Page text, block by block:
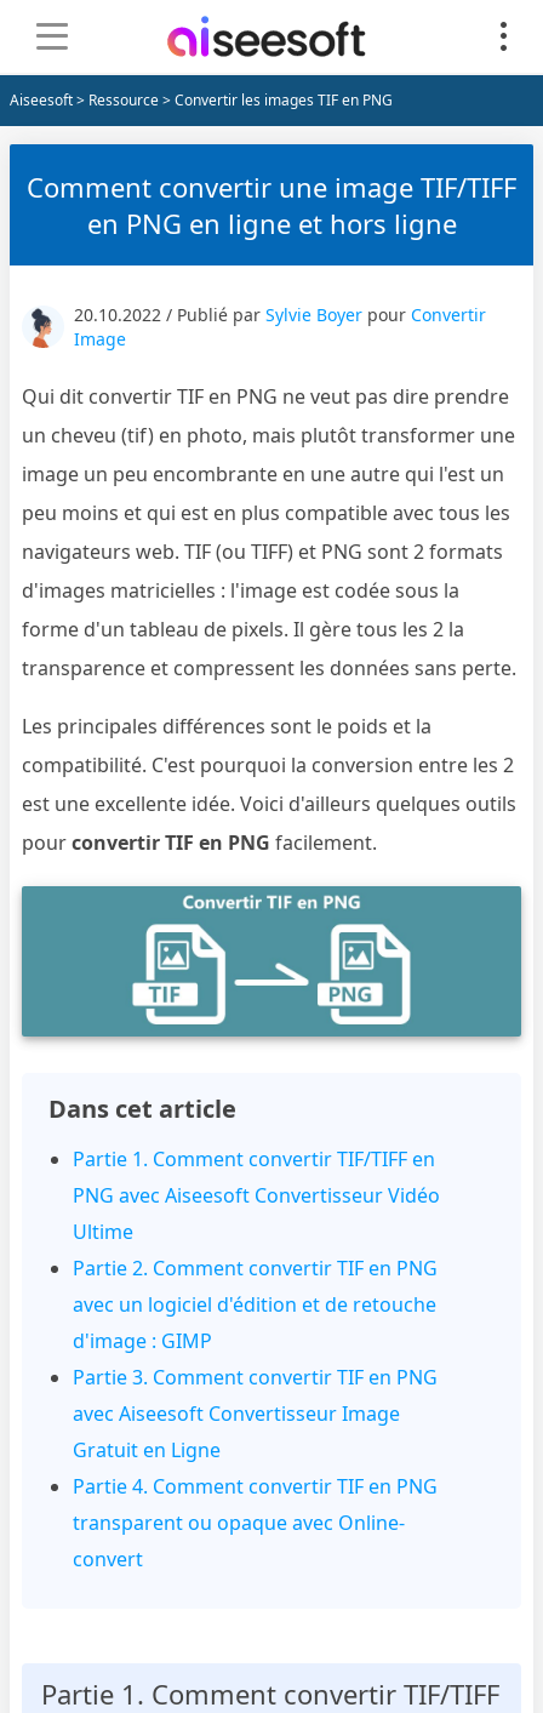
Aiseesoft> Ressource> Convertir les images TIF en PNG
Comment convertir une image TIF/TIFF
en PNG en ligne et hors ligne
20.10.2022 / Publié parSylvie Boyer pourConvertir
Image
Qui dit convertir TIF en PNG ne veut pas dire prendre
un cheveu (tif) en photo, mais plutôt transformer une
image un peu encombrante en une autre qui l'est un
peu moins et qui est en plus compatible avec tous les
navigateurs web. TIF (ou TIFF) et PNG sont 2 formats
d'images matricielles : l'image est codée sous la
forme d'un tableau de pixels. Il gère tous les 2 la
transparence et compressent les données sans perte.
Les principales différences sont le poids et la
compatibilité. C'est pourquoi la conversion entre les 2
est une excellente idée. Voici d'ailleurs quelques outils
pourconvertir TIF en PNG facilement.
Dans cet article
Partie 1. Comment convertir TIF/TIFF en
PNG avec Aiseesoft Convertisseur Vidéo
Ultime
Partie 2. Comment convertir TIF en PNG
avec un logiciel d'édition et de retouche
d'image : GIMP
Partie 3. Comment convertir TIF en PNG
avec Aiseesoft Convertisseur Image
Gratuit en Ligne
Partie 4. Comment convertir TIF en PNG
transparent ou opaque avec Online-
convert
Partie 1. Comment convertir TIF/TIFF